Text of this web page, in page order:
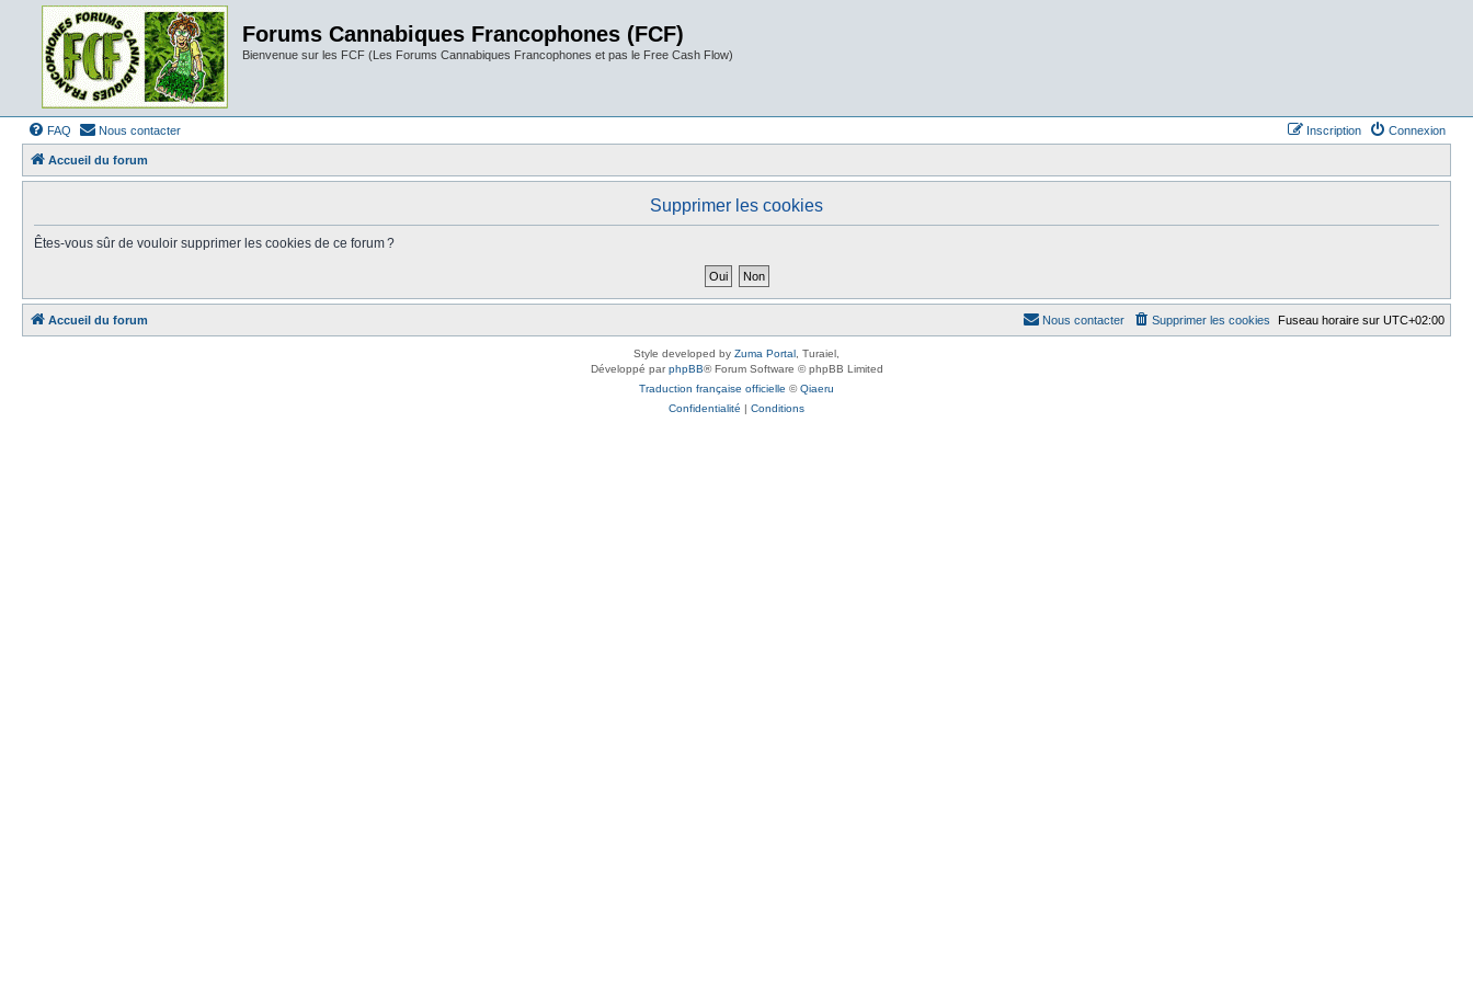
Forums Cannabiques Francophones (FCF)
Bienvenue sur les FCF (Les Forums Cannabiques Francophones et pas le Free Cash Flow)
FAQ Nous contacter Connexion
Inscription
Accueil du forum
Supprimer les cookies
Êtes-vous sûr de vouloir supprimer les cookies de ce forum ?
Accueil du forum Fuseau horaire sur UTC+02:00
Supprimer les cookies
Nous contacter
Style developed by Zuma Portal , Turaiel,
Développé parphpBB® Forum Software © phpBB Limited
Traduction française officielle ©Qiaeru
Confidentialité | Conditions